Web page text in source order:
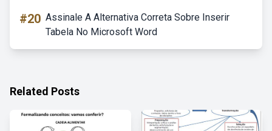
#20 Assinale A Alternativa Correta Sobre Inserir
Tabela No Microsoft Word
Related Posts